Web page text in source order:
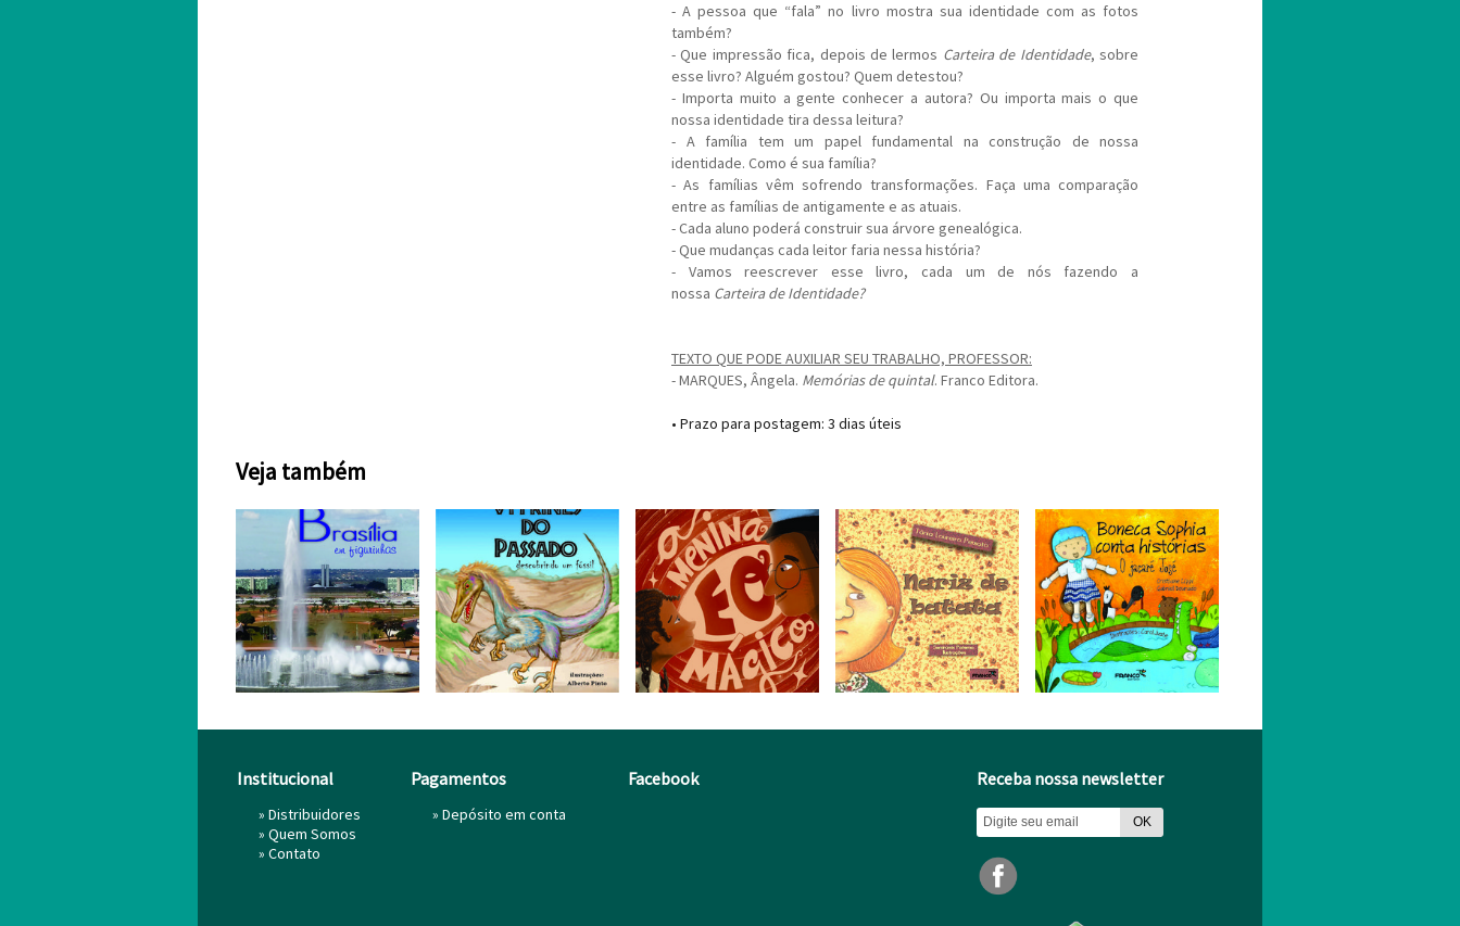
- A pessoa que “fala” no livro mostra sua identidade com as fotos
também?
- Que impressão fica, depois de lermos Carteira de Identidade, sobre
esse livro? Alguém gostou? Quem detestou?
- Importa muito a gente conhecer a autora? Ou importa mais o que
nossa identidade tira dessa leitura?
- A família tem um papel fundamental na construção de nossa
identidade. Como é sua família?
- As famílias vêm sofrendo transformações. Faça uma comparação
entre as famílias de antigamente e as atuais.
- Cada aluno poderá construir sua árvore genealógica.
- Que mudanças cada leitor faria nessa história?
- Vamos reescrever esse livro, cada um de nós fazendo a
nossa Carteira de Identidade?
TEXTO QUE PODE AUXILIAR SEU TRABALHO, PROFESSOR:
- MARQUES, Ângela. Memórias de quintal. Franco Editora.
• Prazo para postagem: 3 dias úteis
Veja também
Institucional
» Distribuidores
» Quem Somos
» Contato
Pagamentos
» Depósito em conta
Facebook Receba nossa newsletter